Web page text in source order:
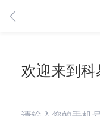
欢迎来到科